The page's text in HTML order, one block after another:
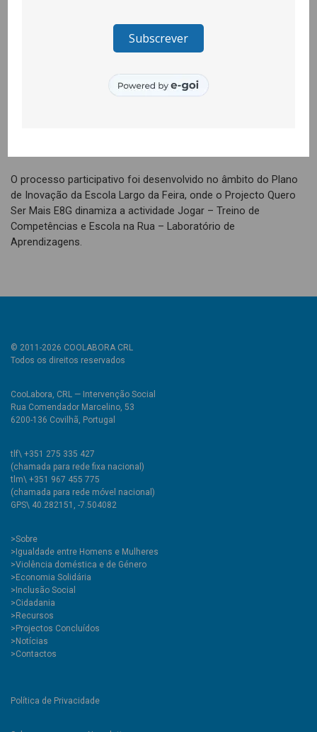
num apoio fantástico às suas equipas.
A escola convidada foi a Escola dos Montes Hermínios que
contagiante ao torneio e jogou de forma brilhante.
O processo participativo foi desenvolvido no âmbito do Plano
de Inovação da Escola Largo da Feira, onde o Projecto Quero
Ser Mais E8G dinamiza a actividade Jogar – Treino de
Competências e Escola na Rua – Laboratório de
Aprendizagens.
© 2011-2026 COOLABORA CRL
Todos os direitos reservados
CooLabora, CRL — Intervenção Social
Rua Comendador Marcelino, 53
6200-136 Covilhã, Portugal
tlf\ +351 275 335 427
(chamada para rede fixa nacional)
tlm\ +351 967 455 775
(chamada para rede móvel nacional)
GPS\ 40.282151, -7.504082
>Sobre
>Igualdade entre Homens e Mulheres
>Violência doméstica e de Género
>Economia Solidária
>Inclusão Social
>Cidadania
>Recursos
>Projectos Concluídos
>Notícias
>Contactos
Política de Privacidade